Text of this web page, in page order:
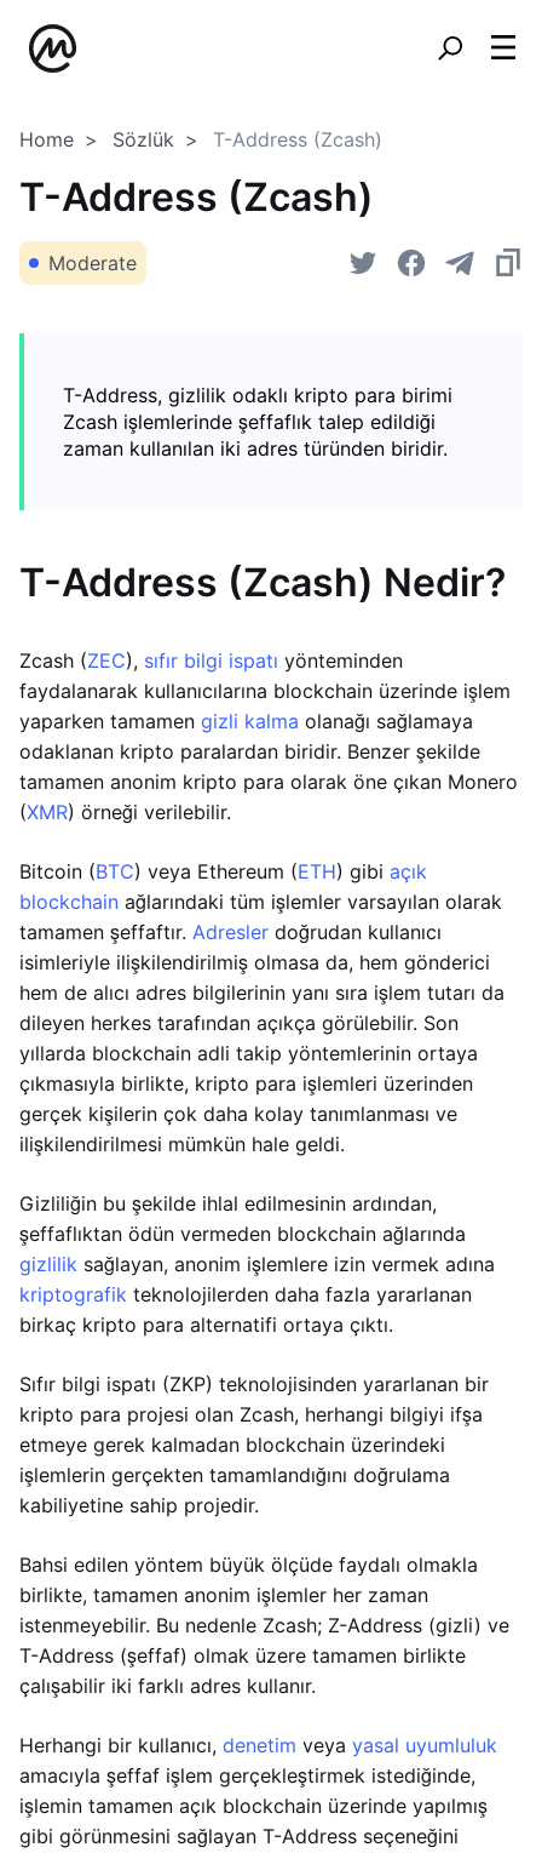
Home Sözlük T-Address (Zcash)
T-Address (Zcash)
Moderate
T-Address, gizlilik odaklı kripto para birimi
Zcash işlemlerinde şeffaflık talep edildiği
zaman kullanılan iki adres türünden biridir.
T-Address (Zcash) Nedir?
Zcash (ZEC), sıfır bilgi ispatı yönteminden
faydalanarak kullanıcılarına blockchain üzerinde işlem
yaparken tamamen gizli kalma olanağı sağlamaya
odaklanan kripto paralardan biridir. Benzer şekilde
tamamen anonim kripto para olarak öne çıkan Monero
(XMR) örneği verilebilir.
Bitcoin (BTC) veya Ethereum (ETH) gibi açık
blockchain ağlarındaki tüm işlemler varsayılan olarak
tamamen şeffaftır. Adresler doğrudan kullanıcı
isimleriyle ilişkilendirilmiş olmasa da, hem gönderici
hem de alıcı adres bilgilerinin yanı sıra işlem tutarı da
dileyen herkes tarafından açıkça görülebilir. Son
yıllarda blockchain adli takip yöntemlerinin ortaya
çıkmasıyla birlikte, kripto para işlemleri üzerinden
gerçek kişilerin çok daha kolay tanımlanması ve
ilişkilendirilmesi mümkün hale geldi.
Gizliliğin bu şekilde ihlal edilmesinin ardından,
şeffaflıktan ödün vermeden blockchain ağlarında
gizlilik sağlayan, anonim işlemlere izin vermek adına
kriptografik teknolojilerden daha fazla yararlanan
birkaç kripto para alternatifi ortaya çıktı.
Sıfır bilgi ispatı (ZKP) teknolojisinden yararlanan bir
kripto para projesi olan Zcash, herhangi bilgiyi ifşa
etmeye gerek kalmadan blockchain üzerindeki
işlemlerin gerçekten tamamlandığını doğrulama
kabiliyetine sahip projedir.
Bahsi edilen yöntem büyük ölçüde faydalı olmakla
birlikte, tamamen anonim işlemler her zaman
istenmeyebilir. Bu nedenle Zcash; Z-Address (gizli) ve
T-Address (şeffaf) olmak üzere tamamen birlikte
çalışabilir iki farklı adres kullanır.
Herhangi bir kullanıcı, denetim veya yasal uyumluluk
amacıyla şeffaf işlem gerçekleştirmek istediğinde,
işlemin tamamen açık blockchain üzerinde yapılmış
gibi görünmesini sağlayan T-Address seçeneğini